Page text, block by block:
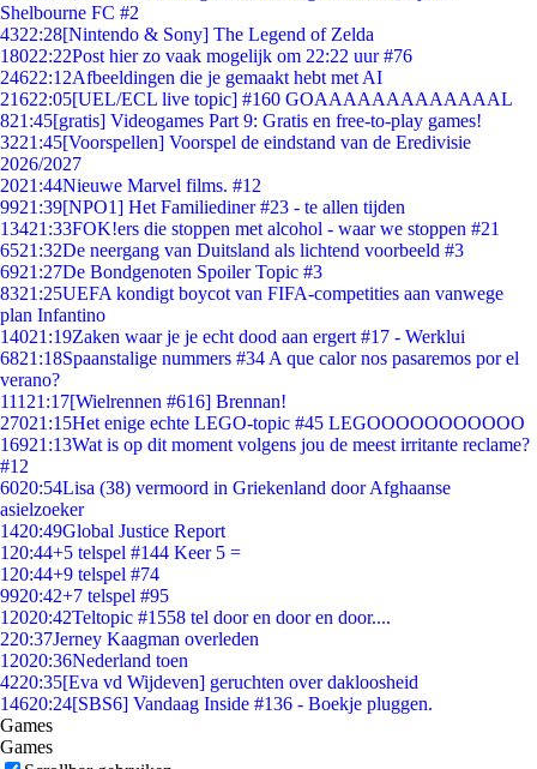
Shelbourne FC #2
4322:28[Nintendo & Sony] The Legend of Zelda
18022:22Post hier zo vaak mogelijk om 22:22 uur #76
24622:12Afbeeldingen die je gemaakt hebt met AI
21622:05[UEL/ECL live topic] #160 GOAAAAAAAAAAAAAL
821:45[gratis] Videogames Part 9: Gratis en free-to-play games!
3221:45[Voorspellen] Voorspel de eindstand van de Eredivisie
2026/2027
2021:44Nieuwe Marvel films. #12
9921:39[NPO1] Het Familiediner #23 - te allen tijden
13421:33FOK!ers die stoppen met alcohol - waar we stoppen #21
6521:32De neergang van Duitsland als lichtend voorbeeld #3
6921:27De Bondgenoten Spoiler Topic #3
8321:25UEFA kondigt boycot van FIFA-competities aan vanwege
plan Infantino
14021:19Zaken waar je je echt dood aan ergert #17 - Werklui
6821:18Spaanstalige nummers #34 A que calor nos pasaremos por el
verano?
111 21:17[Wielrennen #616] Brennan!
27021:15Het enige echte LEGO-topic #45 LEGOOOOOOOOOOO
16921:13Wat is op dit moment volgens jou de meest irritante reclame?
#12
6020:54Lisa (38) vermoord in Griekenland door Afghaanse
asielzoeker
1420:49Global Justice Report
1 20:44+5 telspel #144 Keer 5 =
1 20:44+9 telspel #74
9920:42+7 telspel #95
12020:42Teltopic #1558 tel door en door en door....
220:37Jerney Kaagman overleden
12020:36Nederland toen
4220:35[Eva vd Wijdeven] geruchten over dakloosheid
14620:24[SBS6] Vandaag Inside #136 - Boekje pluggen.
Games
Games